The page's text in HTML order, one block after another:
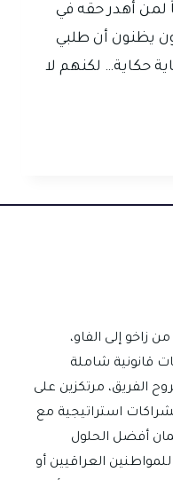
لمن أُهدر حقه في
يظنون أن طلبي
حكاية… لكنهم لا
زاخو إلى الفاو،
قانونية شاملة
الفريق، مرتكزين على
بشراكات استراتيجية مع
أفضل الحلول
العراقيين أو